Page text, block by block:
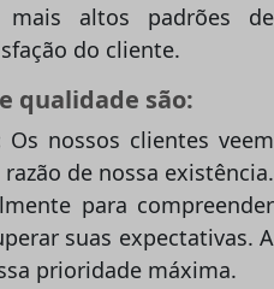
mais altos padrões de
do cliente.
qualidade são:
Os nossos clientes veem
de nossa existência.
para compreender
suas expectativas. A
prioridade máxima.